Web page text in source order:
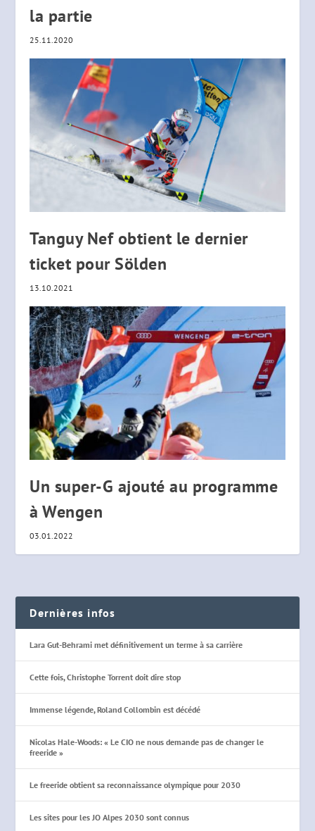
la partie
25.11.2020
Tanguy Nef obtient le dernier
ticket pour Sölden
13.10.2021
Un super-G ajouté au programme
à Wengen
03.01.2022
Dernières infos
Lara Gut-Behrami met définitivement un terme à sa carrière
Cette fois, Christophe Torrent doit dire stop
Immense légende, Roland Collombin est décédé
Nicolas Hale-Woods: « Le CIO ne nous demande pas de changer le
freeride »
Le freeride obtient sa reconnaissance olympique pour 2030
Les sites pour les JO Alpes 2030 sont connus